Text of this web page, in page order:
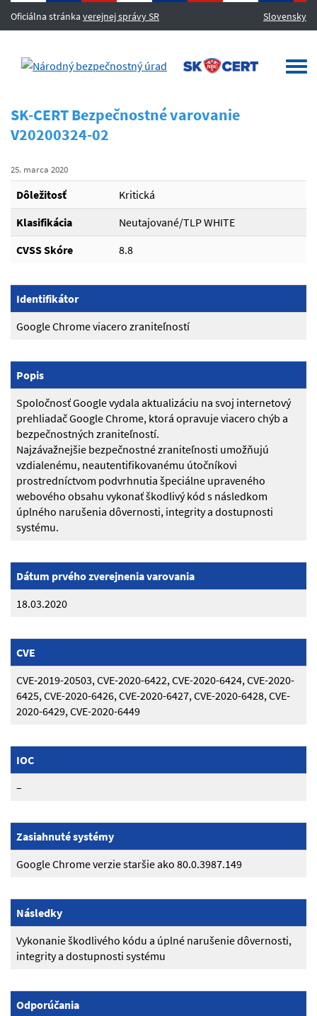
Oficiálna stránka verejnej správy SR Slovensky
MENU
SK-CERT Bezpečnostné varovanie
V20200324-02
25. marca 2020
Dôležitosť
Kritická
Klasifikácia
Neutajované/TLP WHITE
CVSS Skóre
8.8
Identifikátor
Google Chrome viacero zraniteľností
Popis
Spoločnosť Google vydala aktualizáciu na svoj internetový
prehliadač Google Chrome, ktorá opravuje viacero chýb a
bezpečnostných zraniteľností.
Najzávažnejšie bezpečnostné zraniteľnosti umožňujú
vzdialenému, neautentifikovanému útočníkovi
prostredníctvom podvrhnutia špeciálne upraveného
webového obsahu vykonať škodlivý kód s následkom
úplného narušenia dôvernosti, integrity a dostupnosti
systému.
Dátum prvého zverejnenia varovania
18.03.2020
CVE
CVE-2019-20503, CVE-2020-6422, CVE-2020-6424, CVE-2020-
6425, CVE-2020-6426, CVE-2020-6427, CVE-2020-6428, CVE-
2020-6429, CVE-2020-6449
IOC
–
Zasiahnuté systémy
Google Chrome verzie staršie ako 80.0.3987.149
Následky
Vykonanie škodlivého kódu a úplné narušenie dôvernosti,
integrity a dostupnosti systému
Odporúčania